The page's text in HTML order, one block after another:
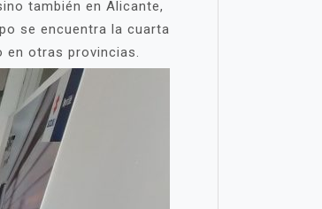
también en Alicante,
se encuentra la cuarta
en otras provincias.